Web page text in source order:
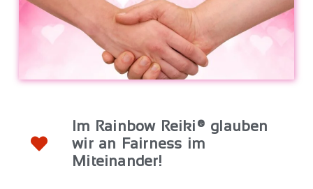
Im Rainbow Reiki® glauben
wir an Fairness im
Miteinander!